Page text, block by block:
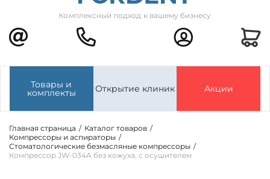
Комплексный подход к вашему бизнесу
Товары и
комплекты Открытие клиник Акции
Главная страница / Каталог товаров /
Компрессоры и аспираторы /
Стоматологические безмасляные компрессоры /
Компрессор JW-034A без кожуха, с осушителем